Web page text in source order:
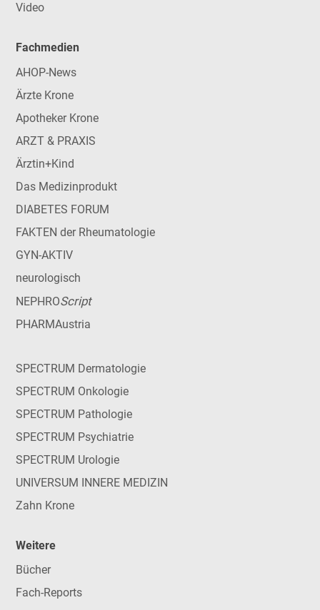
Video
Fachmedien
AHOP-News
Ärzte Krone
Apotheker Krone
ARZT & PRAXIS
Ärztin+Kind
Das Medizinprodukt
DIABETES FORUM
FAKTEN der Rheumatologie
GYN-AKTIV
neurologisch
NEPHROScript
PHARMAustria
SPECTRUM Dermatologie
SPECTRUM Onkologie
SPECTRUM Pathologie
SPECTRUM Psychiatrie
SPECTRUM Urologie
UNIVERSUM INNERE MEDIZIN
Zahn Krone
Weitere
Bücher
Fach-Reports